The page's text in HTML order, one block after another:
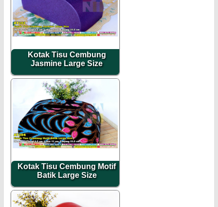
Kotak Tisu Cembung
Jasmine Large Size
Kotak Tisu Cembung Motif
Batik Large Size